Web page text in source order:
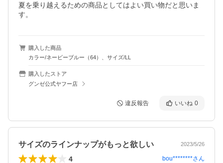
夏を乗り越えるための商品としてはよい買い物だと思いま
す。
購入した商品
カラー/ネービーブルー（64）、サイズ/LL
購入したストア
グンゼ公式ヤフー店
違反報告 いいね 0
サイズのラインナップがもっと欲しい 2023/5/26
4 bou********さん